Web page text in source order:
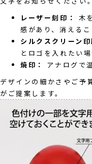
レーザー刻印：
木
感があり、消える
シルクスクリーン
とロゴを入れたい
焼印：
アナログで
デザインの細かさやご予
がご提案します。